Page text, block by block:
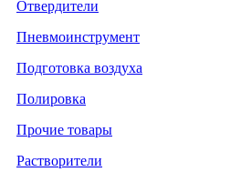
Отвердители
Пневмоинструмент
Подготовка воздуха
Полировка
Прочие товары
Растворители